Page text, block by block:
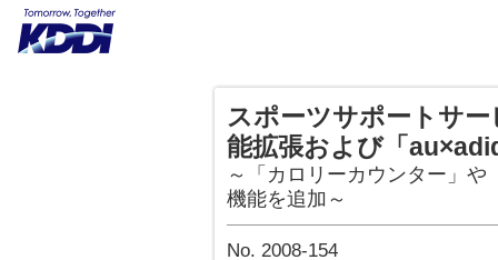
スポーツサポートサ
能拡張および「
～「カロリーカウンター」
機能を追加～
No. 2008-154